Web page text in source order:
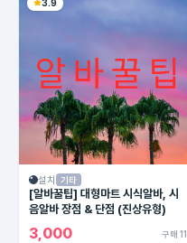
3.9
설치 기타
[알바꿀팁] 대형마트 시식알바, 시
음알바 장점 & 단점 (진상유형)
3,000
구매 11